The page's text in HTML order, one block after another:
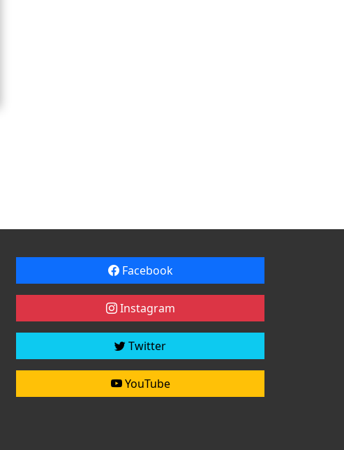
Facebook
Instagram
Twitter
YouTube